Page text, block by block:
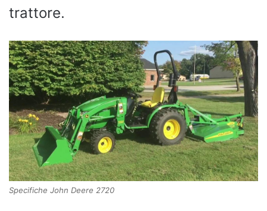
trattore.
Specifiche John Deere 2720